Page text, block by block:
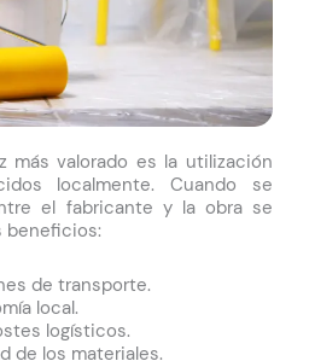
más valorado es la utilización
localmente. Cuando se
el fabricante y la obra se
beneficios:
de transporte.
local.
logísticos.
de los materiales.